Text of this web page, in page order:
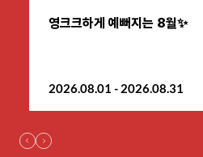
이천점
인천부평점
영크크하게 예뻐지는 8월✨
2026.08.01 - 2026.08.31